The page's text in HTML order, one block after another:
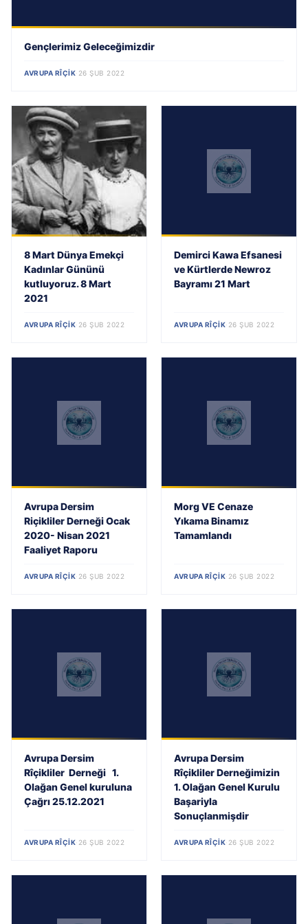
Gençlerimiz Geleceğimizdir
AVRUPA RÎÇIK 26 ŞUB 2022
8 Mart Dünya Emekçi
Kadınlar Gününü
kutluyoruz. 8 Mart
2021
AVRUPA RÎÇIK 26 ŞUB 2022
Demirci Kawa Efsanesi
ve Kürtlerde Newroz
Bayramı 21 Mart
AVRUPA RÎÇIK 26 ŞUB 2022
Avrupa Dersim
Riçikliler Derneği Ocak
2020- Nisan 2021
Faaliyet Raporu
AVRUPA RÎÇIK 26 ŞUB 2022
Morg VE Cenaze
Yıkama Binamız
Tamamlandı
AVRUPA RÎÇIK 26 ŞUB 2022
Avrupa Dersim
Rîçikliler Derneği 1.
Olağan Genel kuruluna
Çağrı 25.12.2021
AVRUPA RÎÇIK 26 ŞUB 2022
Avrupa Dersim
Rîçikliler Derneğimizin
1. Olağan Genel Kurulu
Başariyla
Sonuçlanmişdir
AVRUPA RÎÇIK 26 ŞUB 2022